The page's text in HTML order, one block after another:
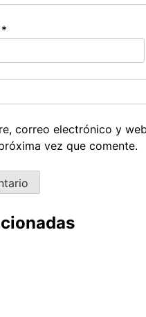
*
correo electrónico y
vez que comente.